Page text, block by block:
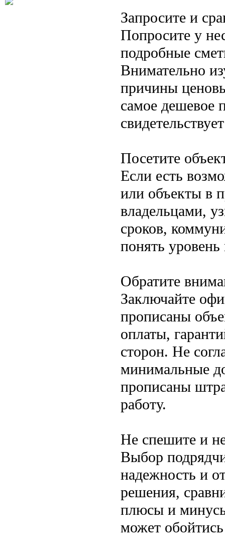
Запросите и
Попросите у
подробные
Внимательно
причины
самое дешевое
Посетите
Если есть
или объекты в
владельцами,
сроков,
понять
Обратите
Заключайте
прописаны
оплаты,
сторон. Не
минимальные
прописаны
работу.
Не спешите и
Выбор
надежность и
решения,
плюсы и
может